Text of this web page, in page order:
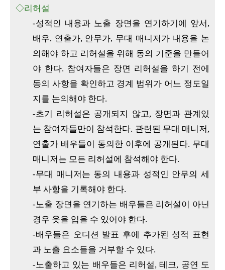
◇리허설
-성적인 내용과 노출 장면을 연기하기에 앞서,
배우, 연출가, 안무가, 무대 매니저가 내용을 논
의해야 하고 리허설을 위해 동의 기준을 만들어
야 한다. 참여자들은 장면 리허설을 하기 전에
동의 사항을 확인하고 경계 범위가 어느 정도일
지를 논의해야 한다.
-초기 리허설은 공개되지 않고, 장면과 관계있
는 참여자들만이 참석한다. 관련된 무대 매니저,
연출가 배우들이 동의한 이후에 공개된다. 무대
매니저는 모든 리허설에 참석해야 한다.
-무대 매니저는 동의 내용과 성적인 안무의 세
부 사항을 기록해야 한다.
-노출 장면을 연기하는 배우들은 리허설이 아닌
경우 옷을 입을 수 있어야 한다.
-배우들은 오디션 발표 후에 추가된 성적 표현
과 노출 요소들을 거부할 수 있다.
-노출하고 있는 배우들은 리허설, 테크, 공연 도